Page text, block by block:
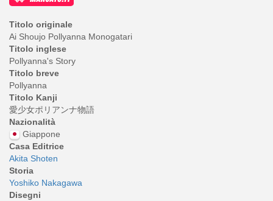
Titolo originale
Ai Shoujo Pollyanna Monogatari
Titolo inglese
Pollyanna's Story
Titolo breve
Pollyanna
Titolo Kanji
愛少女ポリアンナ物語
Nazionalità
Giappone
Casa Editrice
Akita Shoten
Storia
Yoshiko Nakagawa
Disegni